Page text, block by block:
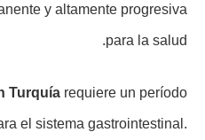
y altamente progresiva
para la salud.
Turquía requiere un período
el sistema gastrointestinal.